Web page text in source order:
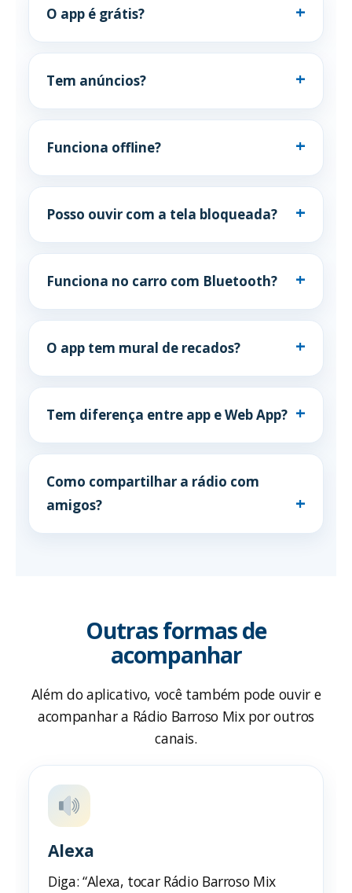
O app é grátis?
Tem anúncios?
Funciona offline?
Posso ouvir com a tela bloqueada?
Funciona no carro com Bluetooth?
O app tem mural de recados?
Tem diferença entre app e Web App?
Como compartilhar a rádio com
amigos?
Outras formas de
acompanhar
Além do aplicativo, você também pode ouvir e
acompanhar a Rádio Barroso Mix por outros
canais.
Alexa
Diga: “Alexa, tocar Rádio Barroso Mix